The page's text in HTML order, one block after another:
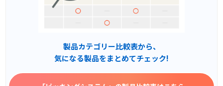
製品カテゴリー比較表から、
気になる製品をまとめてチェック!